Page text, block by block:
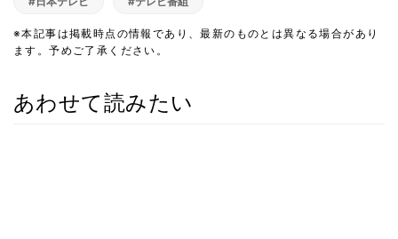
※本記事は掲載時点の情報であり、最新のものとは異なる場合があり
ます。予めご了承ください。
あわせて読みたい